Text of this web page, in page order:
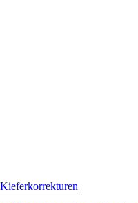
Kieferkorrekturen